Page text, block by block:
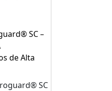
SC –
de Alta
SC